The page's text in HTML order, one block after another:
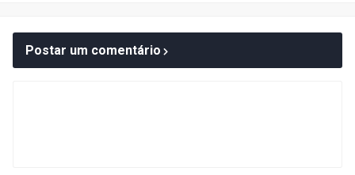
Postar um comentário